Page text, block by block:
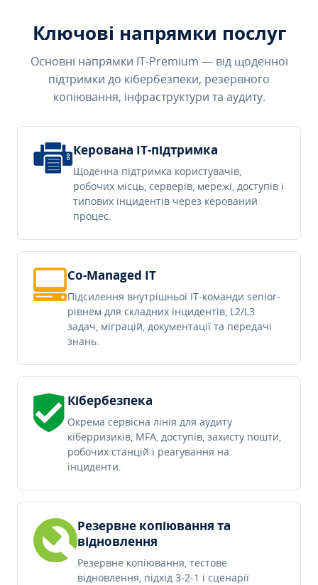
Ключові напрямки послуг
Основні напрямки IT-Premium — від щоденної
підтримки до кібербезпеки, резервного
копіювання, інфраструктури та аудиту.
Керована IT-підтримка
Щоденна підтримка користувачів,
робочих місць, серверів, мережі, доступів і
типових інцидентів через керований
процес.
Co-Managed IT
Підсилення внутрішньої IT-команди senior-
рівнем для складних інцидентів, L2/L3
задач, міграцій, документації та передачі
знань.
Кібербезпека
Окрема сервісна лінія для аудиту
кіберризиків, MFA, доступів, захисту пошти,
робочих станцій і реагування на
інциденти.
Резервне копіювання та
відновлення
Резервне копіювання, тестове
відновлення, підхід 3-2-1 і сценарії